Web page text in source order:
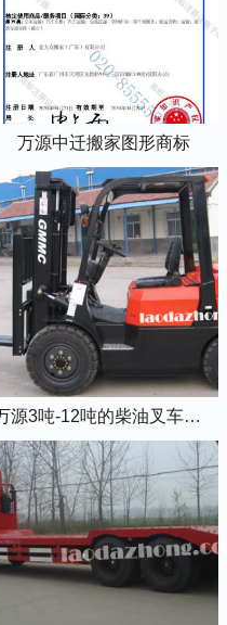
万源中迁搬家图形商标
万源3吨-12吨的柴油叉车出租